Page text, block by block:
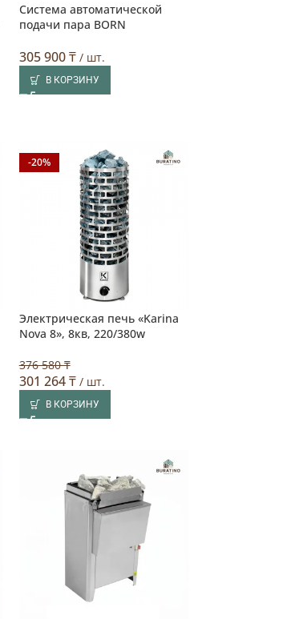
Система автоматической
подачи пара BORN
305 900₸/ шт.
В КОРЗИНУ
-20%
Электрическая печь «Karina
Nova 8», 8кв, 220/380w
376 580 ₸
301 264₸/ шт.
В КОРЗИНУ